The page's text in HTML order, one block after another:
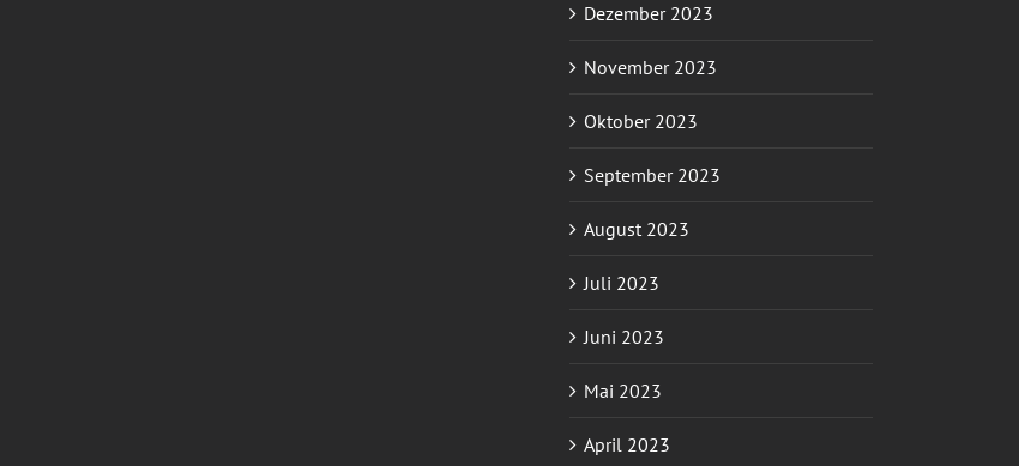
Dezember 2023
November 2023
Oktober 2023
September 2023
August 2023
Juli 2023
Juni 2023
Mai 2023
April 2023